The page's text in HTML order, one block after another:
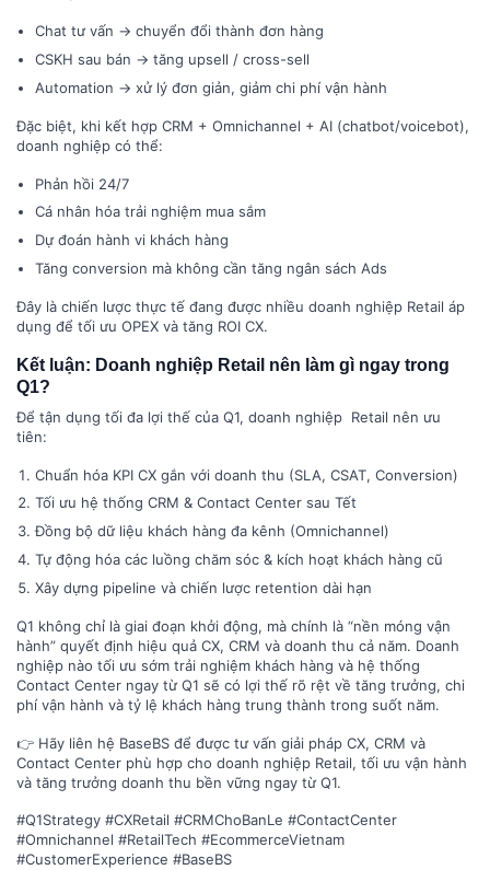
Chat tư vấn → chuyển đổi thành đơn hàng
CSKH sau bán → tăng upsell / cross-sell
Automation → xử lý đơn giản, giảm chi phí vận hành
Đặc biệt, khi kết hợp CRM + Omnichannel + AI (chatbot/voicebot),
doanh nghiệp có thể:
Phản hồi 24/7
Cá nhân hóa trải nghiệm mua sắm
Dự đoán hành vi khách hàng
Tăng conversion mà không cần tăng ngân sách Ads
Đây là chiến lược thực tế đang được nhiều doanh nghiệp Retail áp
dụng để tối ưu OPEX và tăng ROI CX.
Kết luận: Doanh nghiệp Retail nên làm gì ngay trong
Q1?
Để tận dụng tối đa lợi thế của Q1, doanh nghiệp Retail nên ưu
tiên:
Chuẩn hóa KPI CX gắn với doanh thu (SLA, CSAT, Conversion)
Tối ưu hệ thống CRM & Contact Center sau Tết
Đồng bộ dữ liệu khách hàng đa kênh (Omnichannel)
Tự động hóa các luồng chăm sóc & kích hoạt khách hàng cũ
Xây dựng pipeline và chiến lược retention dài hạn
Q1 không chỉ là giai đoạn khởi động, mà chính là “nền móng vận
hành” quyết định hiệu quả CX, CRM và doanh thu cả năm. Doanh
nghiệp nào tối ưu sớm trải nghiệm khách hàng và hệ thống
Contact Center ngay từ Q1 sẽ có lợi thế rõ rệt về tăng trưởng, chi
phí vận hành và tỷ lệ khách hàng trung thành trong suốt năm.
👉 Hãy liên hệ BaseBS để được tư vấn giải pháp CX, CRM và
Contact Center phù hợp cho doanh nghiệp Retail, tối ưu vận hành
và tăng trưởng doanh thu bền vững ngay từ Q1.
#Q1Strategy #CXRetail #CRMChoBanLe #ContactCenter
#Omnichannel #RetailTech #EcommerceVietnam
#CustomerExperience #BaseBS